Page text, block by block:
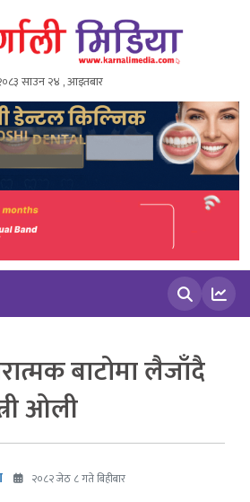
साउन २४ , आइतबार
बाटोमा लैजाँदै
ओली
२०८२ जेठ ८ गते बिहीबार